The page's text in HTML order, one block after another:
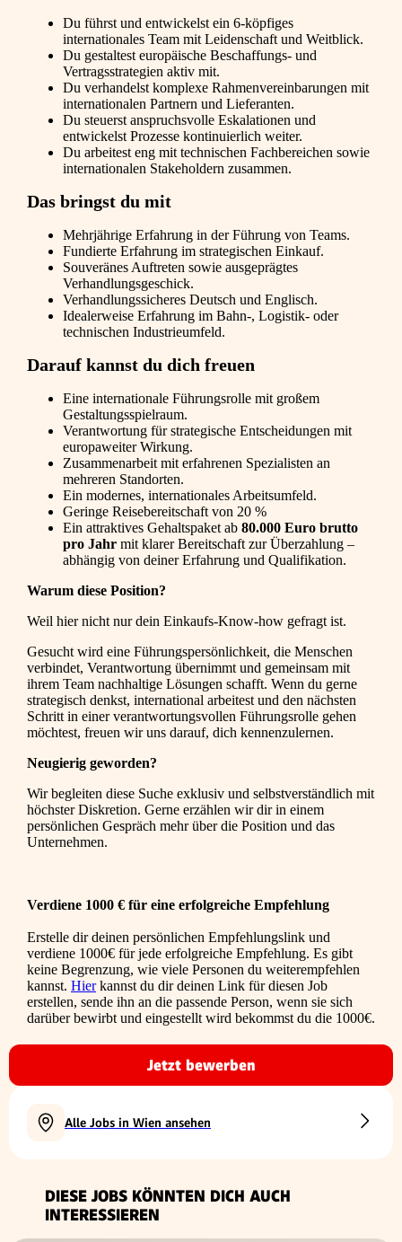
Du führst und entwickelst ein 6-köpfiges
internationales Team mit Leidenschaft und Weitblick.
Du gestaltest europäische Beschaffungs- und
Vertragsstrategien aktiv mit.
Du verhandelst komplexe Rahmenvereinbarungen mit
internationalen Partnern und Lieferanten.
Du steuerst anspruchsvolle Eskalationen und
entwickelst Prozesse kontinuierlich weiter.
Du arbeitest eng mit technischen Fachbereichen sowie
internationalen Stakeholdern zusammen.
Das bringst du mit
Mehrjährige Erfahrung in der Führung von Teams.
Fundierte Erfahrung im strategischen Einkauf.
Souveränes Auftreten sowie ausgeprägtes
Verhandlungsgeschick.
Verhandlungssicheres Deutsch und Englisch.
Idealerweise Erfahrung im Bahn-, Logistik- oder
technischen Industrieumfeld.
Darauf kannst du dich freuen
Eine internationale Führungsrolle mit großem
Gestaltungsspielraum.
Verantwortung für strategische Entscheidungen mit
europaweiter Wirkung.
Zusammenarbeit mit erfahrenen Spezialisten an
mehreren Standorten.
Ein modernes, internationales Arbeitsumfeld.
Geringe Reisebereitschaft von 20 %
Ein attraktives Gehaltspaket ab 80.000 Euro brutto
pro Jahr mit klarer Bereitschaft zur Überzahlung –
abhängig von deiner Erfahrung und Qualifikation.
Warum diese Position?
Weil hier nicht nur dein Einkaufs-Know-how gefragt ist.
Gesucht wird eine Führungspersönlichkeit, die Menschen
verbindet, Verantwortung übernimmt und gemeinsam mit
ihrem Team nachhaltige Lösungen schafft. Wenn du gerne
strategisch denkst, international arbeitest und den nächsten
Schritt in einer verantwortungsvollen Führungsrolle gehen
möchtest, freuen wir uns darauf, dich kennenzulernen.
Neugierig geworden?
Wir begleiten diese Suche exklusiv und selbstverständlich mit
höchster Diskretion. Gerne erzählen wir dir in einem
persönlichen Gespräch mehr über die Position und das
Unternehmen.
Verdiene 1000 € für eine erfolgreiche Empfehlung
Erstelle dir deinen persönlichen Empfehlungslink und
verdiene 1000€ für jede erfolgreiche Empfehlung. Es gibt
keine Begrenzung, wie viele Personen du weiterempfehlen
kannst. Hierkannst du dir deinen Link für diesen Job
erstellen, sende ihn an die passende Person, wenn sie sich
darüber bewirbt und eingestellt wird bekommst du die 1000€.
Jetzt bewerben
Alle Jobs in Wien ansehen
DIESE JOBS KÖNNTEN DICH AUCH
INTERESSIEREN